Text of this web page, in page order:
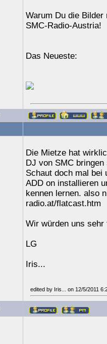
Warum Du die
SMC-Radio-Austria!
Das Neueste:
Die Mietze hat
DJ von SMC
Schaut doch mal bei
ADD on installieren
kennen lernen. also
radio.at/flatcast.htm
Wir würden uns sehr
LG
Iris...
edited by Iris... on 12/5/2011